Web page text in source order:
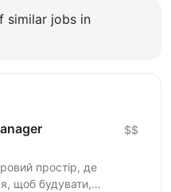
similar jobs in
$$
простір, де
щоб будувати,